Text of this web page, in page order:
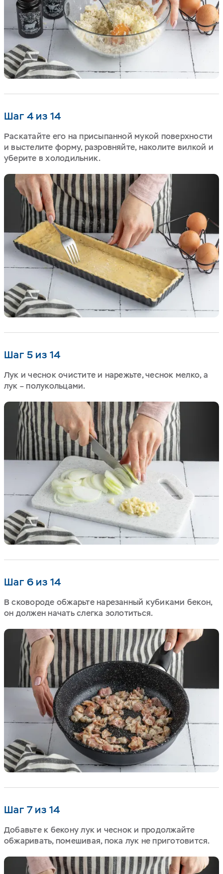
Шаг 4 из 14
Раскатайте его на присыпанной мукой поверхности
и выстелите форму, разровняйте, наколите вилкой и
уберите в холодильник.
Шаг 5 из 14
Лук и чеснок очистите и нарежьте, чеснок мелко, а
лук – полукольцами.
Шаг 6 из 14
В сковороде обжарьте нарезанный кубиками бекон,
он должен начать слегка золотиться.
Шаг 7 из 14
Добавьте к бекону лук и чеснок и продолжайте
обжаривать, помешивая, пока лук не приготовится.